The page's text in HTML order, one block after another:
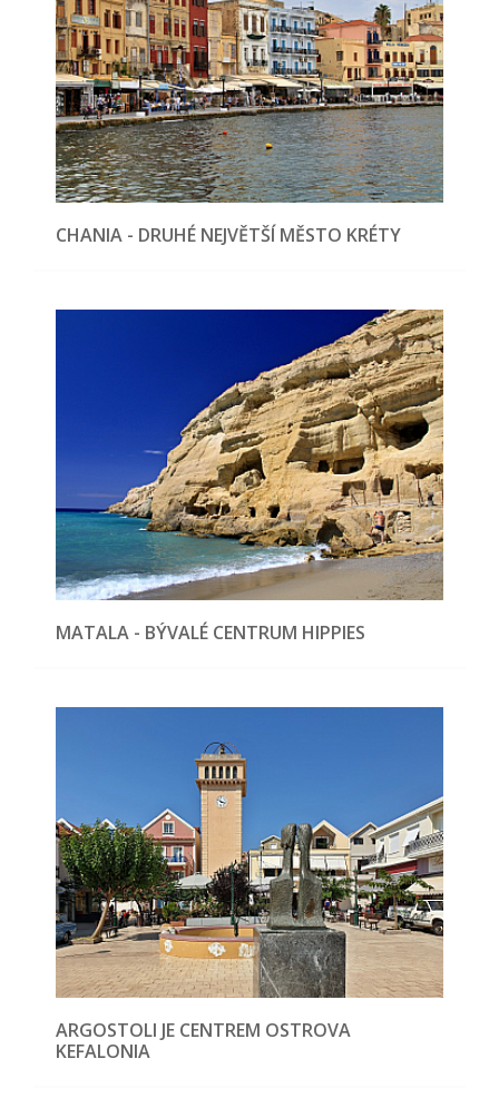
CHANIA - DRUHÉ NEJVĚTŠÍ MĚSTO KRÉTY
MATALA - BÝVALÉ CENTRUM HIPPIES
ARGOSTOLI JE CENTREM OSTROVA
KEFALONIA